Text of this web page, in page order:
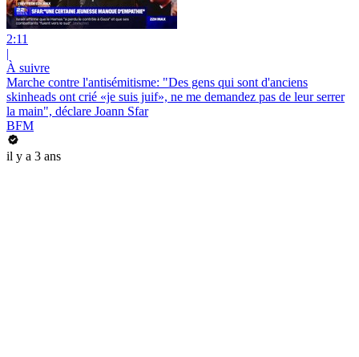
2:11
|
À suivre
Marche contre l'antisémitisme: "Des gens qui sont d'anciens
skinheads ont crié «je suis juif», ne me demandez pas de leur serrer
la main", déclare Joann Sfar
BFM
il y a 3 ans